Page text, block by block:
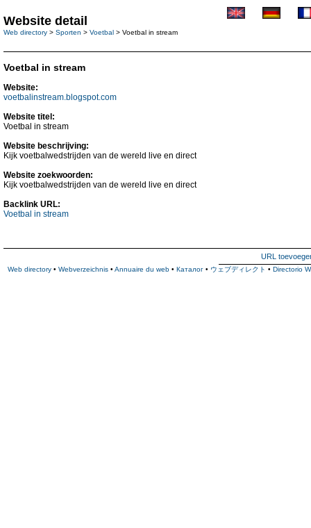
Voetbal in stream
Website:
voetbalinstream.blogspot.com
Website titel:
Voetbal in stream
Website beschrijving:
Kijk voetbalwedstrijden van de wereld live en direct
Website zoekwoorden:
Kijk voetbalwedstrijden van de wereld live en direct
Backlink URL:
Voetbal in stream
URL
Web directory • Webverzeichnis • Annuaire du web • Каталог • ウェブディレクト • Directorio
Website detail
Web directory > Sporten > Voetbal > Voetbal in stream